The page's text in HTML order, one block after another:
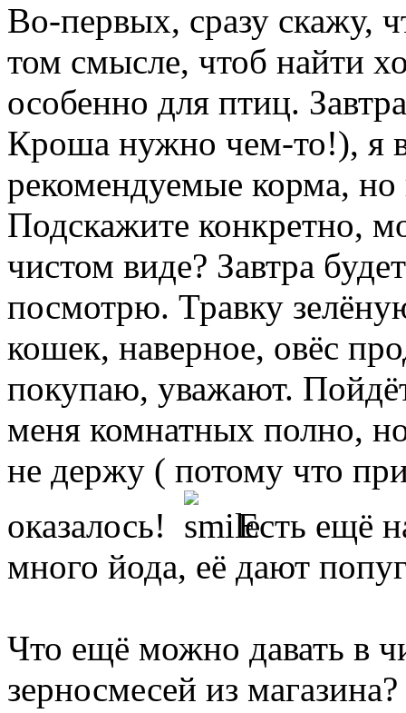
Во-первых, сразу скажу,
том смысле, чтоб найти
особенно для птиц.
Кроша нужно чем-то!), я
рекомендуемые корма,
Подскажите конкретно,
чистом виде? Завтра
посмотрю. Травку
кошек, наверное, овёс
покупаю, уважают.
меня комнатных полно,
не держу ( потому что
оказалось!
Есть ещё
много йода, её дают
Что ещё можно давать в
зерносмесей из магазина?